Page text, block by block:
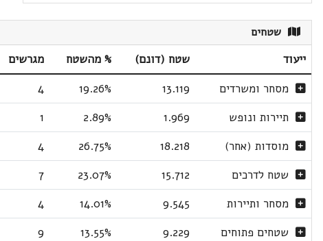
שטחים
ייעוד שטח (דונם) % מהשטח מגרשים
מסחר ומשרדים
13.119
19.26%
4
תיירות ונופש
1.969
2.89%
1
מוסדות (אחר)
18.218
26.75%
4
שטח לדרכים
15.712
23.07%
7
מסחר ותיירות
9.545
14.01%
4
שטחים פתוחים
9.229
13.55%
9